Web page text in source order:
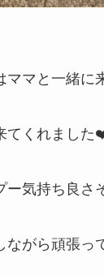
ママと一緒
てくれました
ー気持ち良さ
ながら頑張っ